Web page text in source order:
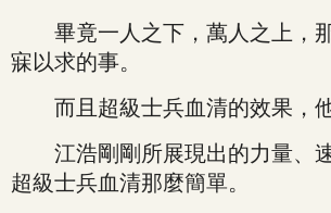
畢竟一人之下，萬人之上，
寐以求的事。
而且超級士兵血清的效果，他
江浩剛剛所展現出的力量、
超級士兵血清那麼簡單。